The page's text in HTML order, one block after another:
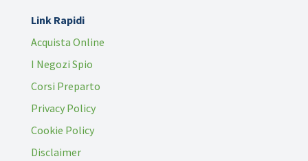
Link Rapidi
Acquista Online
I Negozi Spio
Corsi Preparto
Privacy Policy
Cookie Policy
Disclaimer